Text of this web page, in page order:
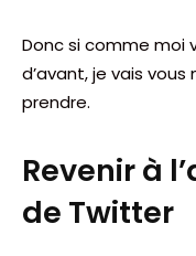
Donc si comme moi
d’avant, je vais
prendre.
Revenir à
de Twitter